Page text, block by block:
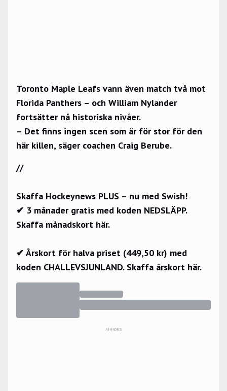
Toronto Maple Leafs vann även match två mot
Florida Panthers – och William Nylander
fortsätter nå historiska nivåer.
– Det finns ingen scen som är för stor för den
här killen, säger coachen Craig Berube.
//
Skaffa Hockeynews PLUS – nu med Swish!
✔ 3 månader gratis med koden NEDSLÄPP.
Skaffa månadskort här.
✔ Årskort för halva priset (449,50 kr) med
koden CHALLEVSJUNLAND. Skaffa årskort här.
ANNONS